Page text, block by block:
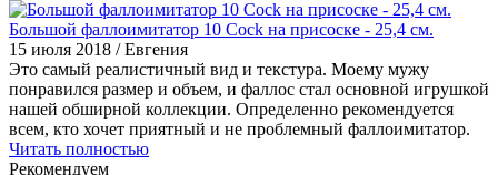
Большой фаллоимитатор 10 Cock на присоске - 25,4 см.
15 июля 2018 / Евгения
Это самый реалистичный вид и текстура. Моему мужу
понравился размер и объем, и фаллос стал основной игрушкой
нашей обширной коллекции. Определенно рекомендуется
всем, кто хочет приятный и не проблемный фаллоимитатор.
Читать полностью
Рекомендуем